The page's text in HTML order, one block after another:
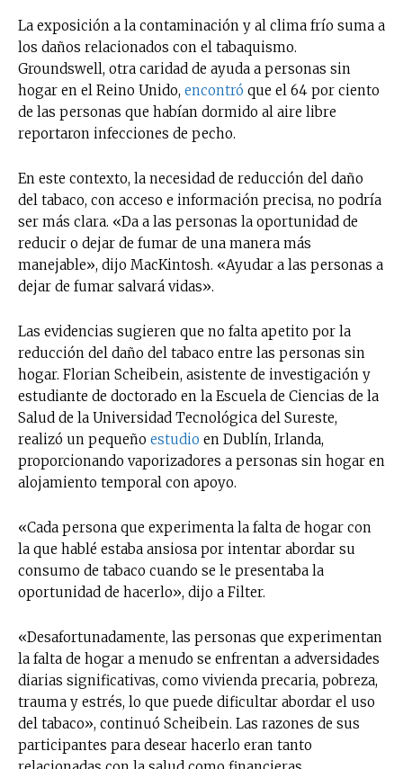
La exposición a la contaminación y al clima frío suma a
los daños relacionados con el tabaquismo.
Groundswell, otra caridad de ayuda a personas sin
hogar en el Reino Unido, encontró que el 64 por ciento
de las personas que habían dormido al aire libre
reportaron infecciones de pecho.
En este contexto, la necesidad de reducción del daño
del tabaco, con acceso e información precisa, no podría
ser más clara. «Da a las personas la oportunidad de
reducir o dejar de fumar de una manera más
manejable», dijo MacKintosh. «Ayudar a las personas a
dejar de fumar salvará vidas».
Las evidencias sugieren que no falta apetito por la
reducción del daño del tabaco entre las personas sin
hogar. Florian Scheibein, asistente de investigación y
estudiante de doctorado en la Escuela de Ciencias de la
Salud de la Universidad Tecnológica del Sureste,
realizó un pequeño estudio en Dublín, Irlanda,
proporcionando vaporizadores a personas sin hogar en
alojamiento temporal con apoyo.
«Cada persona que experimenta la falta de hogar con
la que hablé estaba ansiosa por intentar abordar su
consumo de tabaco cuando se le presentaba la
oportunidad de hacerlo», dijo a Filter.
«Desafortunadamente, las personas que experimentan
la falta de hogar a menudo se enfrentan a adversidades
diarias significativas, como vivienda precaria, pobreza,
trauma y estrés, lo que puede dificultar abordar el uso
del tabaco», continuó Scheibein. Las razones de sus
participantes para desear hacerlo eran tanto